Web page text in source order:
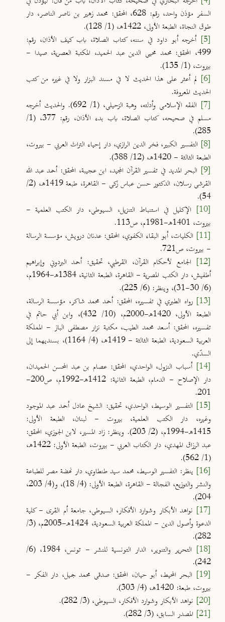
السفر مؤذن واحد، رقم: 628، المحقق: محمد زهير بن ناصر الناصر، دار
طوق النجاة، الطبعة الأولى، 1422هـ، (1/ 128).
[5]
أخرجه أبو داود في سننه، كتاب الصلاة، باب كيف الأذان، رقم:
499، المحقق: محمد محيي الدين عبد الحميد، المكتبة العصرية، صيدا -
بيروت، (1/ 135).
[6]
لم أعثر على هذا الحديث لا في مسند البزار ولا في غيره من كتب
الحديث المعروفة.
[7]
الفقه الإسلامي وأدلته، وهبة الزحيلي، (1/ 692). والحديث أخرجه
مسلم في صحيحه، كتاب الصلاة، باب بدء الأذان، رقم: 377، (1/
285).
[8]
التفسير الكبير، فخر الدين الرازي، دار إحياء التراث العربي - بيروت،
الطبعة الثالثة - 1420هـ، (12/ 388).
[9]
البحر المديد في تفسير القرآن المجيد، ابن عجيبة، المحقق: أحمد عبد الله
القرشي رسلان، الدكتور حسن عباس زكي - القاهرة، طبعة 1419هـ، (2/
54).
[10]
الإكليل في استنباط التنزيل، السيوطي، دار الكتب العلمية -
بيروت، 1401هـ-1981م، ص113.
[11]
الكليات، أبو البقاء الكفوي، المحقق: عدنان درويش، مؤسسة الرسالة
- بيروت، ص721.
[12]
الجامع لأحكام القرآن، القرطبي، تحقيق: أحمد البردوني وإبراهيم
أطفيش، دار الكتب المصرية - القاهرة، الطبعة الثانية، 1384هـ-1964م،
(6/ 30-31)، وينظر: (6/ 225).
[13]
رواه الطبري في تفسيره، المحقق: أحمد محمد شاكر، مؤسسة الرسالة،
الطبعة الأولى، 1420هـ-2000م، (10/ 432)، وابن أبي حاتم في
تفسيره، المحقق: أسعد محمد الطيب، مكتبة نزار مصطفى الباز - المملكة
العربية السعودية، الطبعة الثالثة - 1419هـ، (4/ 1164)، بسنديهما إلى
السدّي.
[14]
أسباب النزول، الواحدي، المحقق: عصام بن عبد المحسن الحميدان،
دار الإصلاح - الدمام، الطبعة الثانية: 1412هـ-1992م، ص200-
201.
[15]
التفسير الوسيط، الواحدي، تحقيق: الشيخ عادل أحمد عبد الموجود
وغيره، دار الكتب العلمية، بيروت - لبنان، الطبعة الأولى:
1415هـ-1994م، (2/ 203). وينظر: زاد المسير، لابن الجوزي، المحقق:
عبد الرزاق المهدي، دار الكتاب العربي - بيروت، الطبعة الأولى: 1422هـ،
(1/ 562).
[16]
ينظر: التفسير الوسيط، محمد سيد طنطاوي، دار نهضة مصر للطباعة
والنشر والتوزيع، الفجالة - القاهرة، الطبعة الأولى: (4/ 18)، و(4/ 203،
204).
[17]
نواهد الأبكار وشوارد الأفكار، السيوطي، جامعة أم القرى - كلية
الدعوة وأصول الدين - المملكة العربية السعودية، 1424هـ-2005م، (3/
282).
[18]
التحرير والتنوير، الدار التونسية للنشر - تونس، 1984، (6/
242).
[19]
البحر المحيط، أبو حيان، المحقق: صدقي محمد جميل، دار الفكر -
بيروت، طبعة: 1420هـ، (4/ 303).
[20]
نواهد الأبكار وشوارد الأفكار، السيوطي، (3/ 282).
[21]
المصدر السابق، (3/ 282).